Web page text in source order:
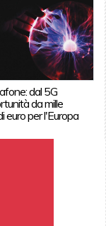
dal 5G
da mille
euro per l'Europa